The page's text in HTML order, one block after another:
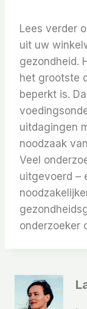
Lees verder
uit uw
gezondheid.
het grootste
beperkt is.
uitdagingen
noodzaak
Veel
uitgevoerd –
onderzoeker